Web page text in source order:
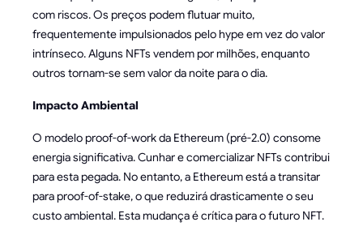
com riscos. Os preços podem flutuar muito,
frequentemente impulsionados pelo hype em vez do valor
intrínseco. Alguns NFTs vendem por milhões, enquanto
outros tornam-se sem valor da noite para o dia.
Impacto Ambiental
O modelo proof-of-work da Ethereum (pré-2.0) consome
energia significativa. Cunhar e comercializar NFTs contribui
para esta pegada. No entanto, a Ethereum está a transitar
para proof-of-stake, o que reduzirá drasticamente o seu
custo ambiental. Esta mudança é crítica para o futuro NFT.